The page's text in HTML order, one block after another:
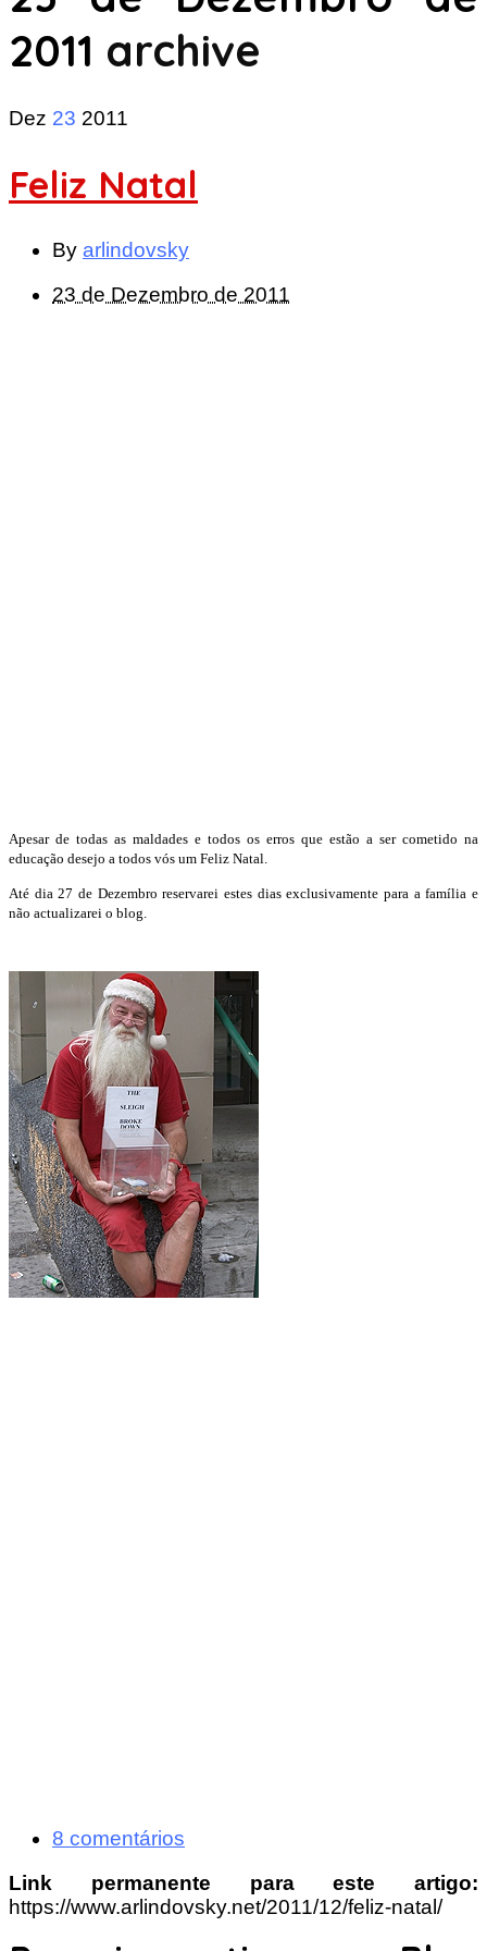
2011 archive
Dez 23 2011
Feliz Natal
By arlindovsky
23 de Dezembro de 2011
Apesar de todas as maldades e todos os erros que estão a ser cometido na
educação desejo a todos vós um Feliz Natal.
Até dia 27 de Dezembro reservarei estes dias exclusivamente para a família e
não actualizarei o blog.
8 comentários
Link permanente para este artigo:
https://www.arlindovsky.net/2011/12/feliz-natal/